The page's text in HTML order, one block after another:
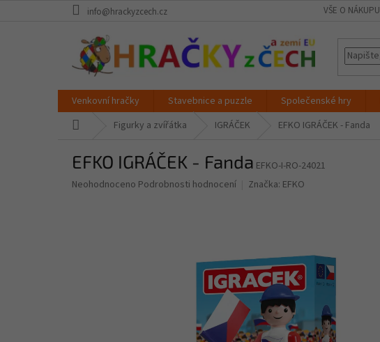
info@hrackyzcech.cz VŠE O NÁKUPU
Venkovní hračky Stavebnice a puzzle Společenské hry
Figurky a zvířátka IGRÁČEK EFKO IGRÁČEK - Fanda
EFKO IGRÁČEK - Fanda EFKO-I-RO-24021
Průměrné
Neohodnoceno Podrobnosti hodnocení Značka: EFKO